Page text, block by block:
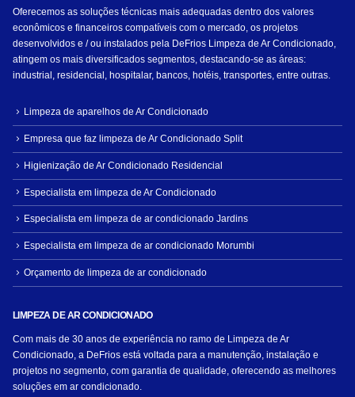
Oferecemos as soluções técnicas mais adequadas dentro dos valores
econômicos e financeiros compatíveis com o mercado, os projetos
desenvolvidos e / ou instalados pela DeFrios Limpeza de Ar Condicionado,
atingem os mais diversificados segmentos, destacando-se as áreas:
industrial, residencial, hospitalar, bancos, hotéis, transportes, entre outras.
Limpeza de aparelhos de Ar Condicionado
Empresa que faz limpeza de Ar Condicionado Split
Higienização de Ar Condicionado Residencial
Especialista em limpeza de Ar Condicionado
Especialista em limpeza de ar condicionado Jardins
Especialista em limpeza de ar condicionado Morumbi
Orçamento de limpeza de ar condicionado
LIMPEZA DE AR CONDICIONADO
Com mais de 30 anos de experiência no ramo de Limpeza de Ar
Condicionado, a DeFrios está voltada para a manutenção, instalação e
projetos no segmento, com garantia de qualidade, oferecendo as melhores
soluções em ar condicionado.